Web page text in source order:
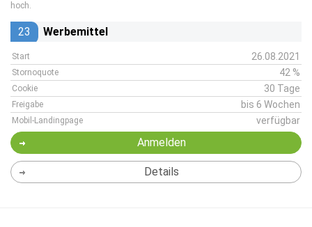
hoch.
23 Werbemittel
Start 26.08.2021
Stornoquote 42 %
Cookie 30 Tage
Freigabe bis 6 Wochen
Mobil-Landingpage verfügbar
Anmelden
Details